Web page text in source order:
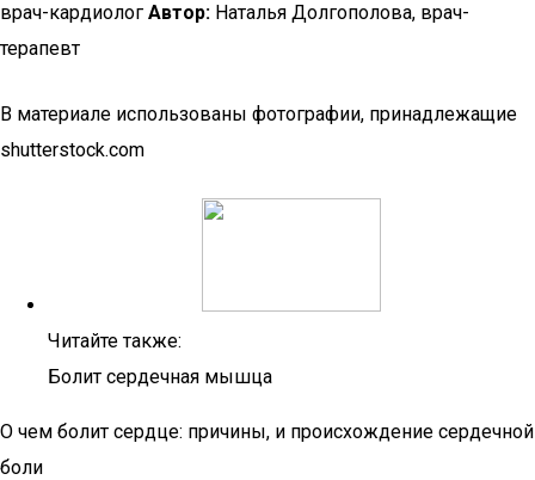
врач-кардиолог Автор: Наталья Долгополова, врач-
терапевт
В материале использованы фотографии, принадлежащие
shutterstock.com
Читайте также:
Болит сердечная мышца
О чем болит сердце: причины, и происхождение сердечной
боли